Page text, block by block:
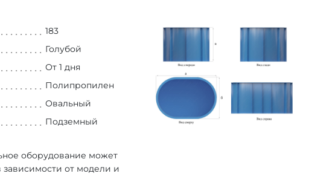
183
Голубой
От 1 дня
Полипропилен
Овальный
Подземный
оборудование может
зависимости от модели и